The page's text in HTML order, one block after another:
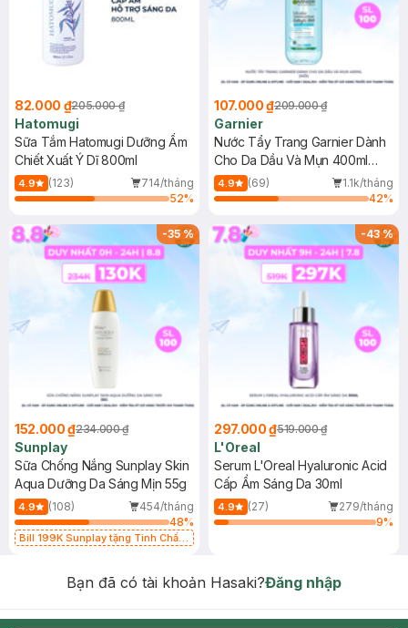
82.000 ₫205.000 ₫
Hatomugi
Sữa Tắm Hatomugi Dưỡng Ẩm
Chiết Xuất Ý Dĩ 800ml
4.9 (123)
714/tháng
52%
107.000 ₫209.000 ₫
Garnier
Nước Tẩy Trang Garnier Dành
Cho Da Dầu Và Mụn 400ml
(Mới)
4.9 (69)
1.1k/tháng
42%
-35%
152.000 ₫234.000 ₫
Sunplay
Sữa Chống Nắng Sunplay Skin
Aqua Dưỡng Da Sáng Mịn 55g
4.9 (108)
454/tháng
48%
Bill 199K Sunplay tặng Tinh Chất
-43%
297.000 ₫519.000 ₫
L'Oreal
Serum L'Oreal Hyaluronic Acid
Cấp Ẩm Sáng Da 30ml
4.9 (27)
279/tháng
9%
Bạn đã có tài khoản Hasaki?Đăng nhập